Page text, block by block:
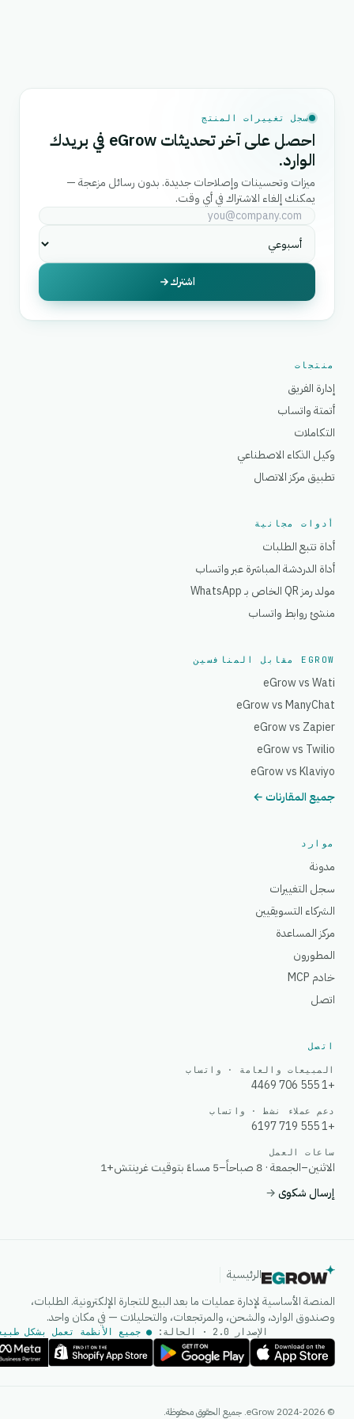
سجل تغييرات المنتج
احصل على آخر تحديثات eGrow في بريدك
الوارد.
ميزات وتحسينات وإصلاحات جديدة. بدون رسائل مزعجة —
يمكنك إلغاء الاشتراك في أي وقت.
اشترك
منتجات
إدارة الفريق
أتمتة واتساب
التكاملات
وكيل الذكاء الاصطناعي
تطبيق مركز الاتصال
أدوات مجانية
أداة تتبع الطلبات
أداة الدردشة المباشرة عبر واتساب
مولد رمز QR الخاص بـ WhatsApp
منشئ روابط واتساب
EGROW مقابل المنافسين
eGrow vs Wati
eGrow vs ManyChat
eGrow vs Zapier
eGrow vs Twilio
eGrow vs Klaviyo
جميع المقارنات ←
موارد
مدونة
سجل التغييرات
الشركاء التسويقيين
مركز المساعدة
المطورون
خادم MCP
اتصل
اتصل
المبيعات والعامة · واتساب
+1 555 706 4469
دعم عملاء نشط · واتساب
+1 555 719 6197
ساعات العمل
الاثنين–الجمعة · 8 صباحاً–5 مساءً بتوقيت غرينتش+1
إرسال شكوى→
الرئيسية
المنصة الأساسية لإدارة عمليات ما بعد البيع للتجارة الإلكترونية. الطلبات،
وصندوق الوارد، والشحن، والمرتجعات، والتحليلات — في مكان واحد.
الإصدار 2.0 · الحالة: ● جميع الأنظمة تعمل بشكل
© 2024-2026 eGrow. جميع الحقوق محفوظة.